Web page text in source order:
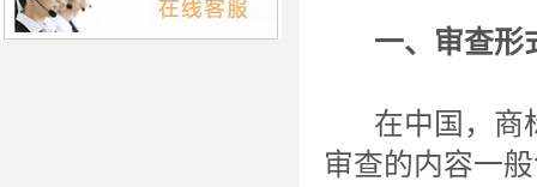
一、审查形
在中国，商
审查的内容一